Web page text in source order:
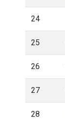
24
25
26
27
28